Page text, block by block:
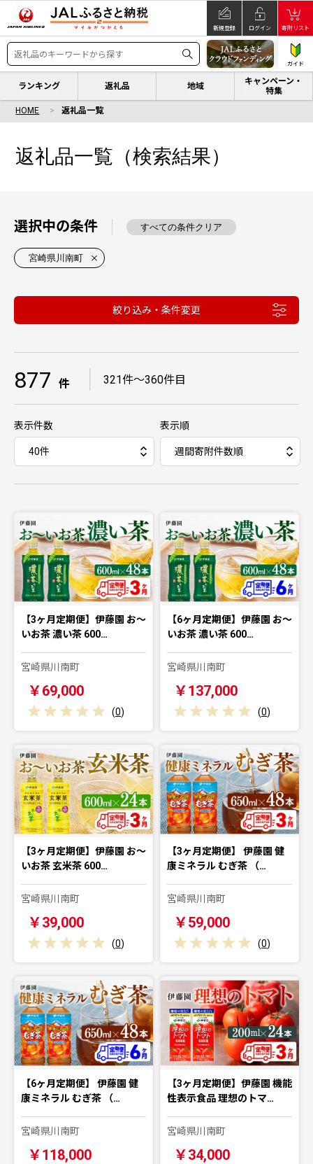
新規登録 ログイン 寄附リスト
ガイド
ランキング 返礼品 地域
キャンペーン・
特集
HOME 返礼品一覧
返礼品一覧（検索結果）
選択中の条件 すべての条件クリア
宮崎県川南町
絞り込み・条件変更
877 件 321件〜360件目
表示件数 表示順
【3ヶ月定期便】伊藤園 お～
いお茶 濃い茶 600…
宮崎県川南町
￥69,000
(0)
【6ヶ月定期便】伊藤園 お～
いお茶 濃い茶 600…
宮崎県川南町
￥137,000
(0)
【3ヶ月定期便】伊藤園 お～
いお茶 玄米茶 600…
宮崎県川南町
￥39,000
(0)
【3ヶ月定期便】 伊藤園 健
康ミネラル むぎ茶 （…
宮崎県川南町
￥59,000
(0)
【6ヶ月定期便】 伊藤園 健
康ミネラル むぎ茶 （…
宮崎県川南町
￥118,000
【3ヶ月定期便】伊藤園 機能
性表示食品 理想のトマ…
宮崎県川南町
￥34,000